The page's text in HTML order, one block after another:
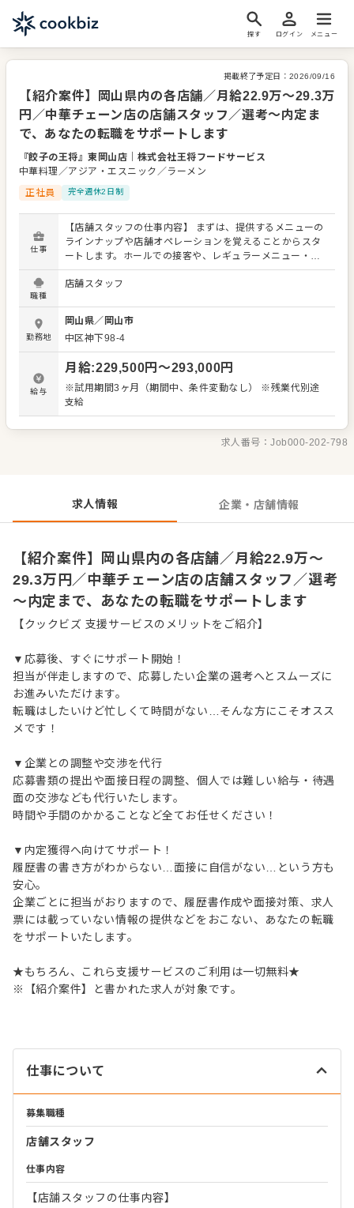
探す ログイン メニュー
掲載終了予定日： 2026/09/16
【紹介案件】岡山県内の各店舗／月給22.9万～29.3万
円／中華チェーン店の店舗スタッフ／選考～内定ま
で、あなたの転職をサポートします
『餃子の王将』東岡山店
株式会社王将フードサービス
中華料理／アジア・エスニック／ラーメン
正社員
完全週休2日制
仕事
【店舗スタッフの仕事内容】 まずは、提供するメニューの
ラインナップや店舗オペレーションを覚えることからスタ
ートします。ホールでの接客や、レギュラーメニュー・限
定メニューなどの調理にも関わりますので、店舗業務全般
に関わる幅広いスキルを身につけられます。 よりよいお店
イク、レジ対応など接客全般 ・ドリンク作り、提供 ・予約
管理、電話対応 ・仕込みから盛り付けまでの調理業務 ・食
材の仕入れや在庫管理 ・アルバイトスタッフの教育 など
入社後はスキルに合わせた業務からお任せしますので、
徐々に仕事の幅を広げていきましょう。先輩スタッフがあ
なたの成長をサポートしますので、経験が浅い方も安心し
もめざせます。
職種
店舗スタッフ
勤務地
岡山県／ 岡山市
中区神下98-4
給与
月給:229,500円〜293,000円
※試用期間3ヶ月（期間中、条件変動なし） ※残業代別途
支給
求人番号：Job000-202-798
求人情報 企業・店舗情報
【紹介案件】岡山県内の各店舗／月給22.9万～
29.3万円／中華チェーン店の店舗スタッフ／選考
～内定まで、あなたの転職をサポートします
【クックビズ 支援サービスのメリットをご紹介】
▼応募後、すぐにサポート開始！
担当が伴走しますので、応募したい企業の選考へとスムーズに
お進みいただけます。
転職はしたいけど忙しくて時間がない…そんな方にこそオスス
メです！
▼企業との調整や交渉を代行
応募書類の提出や面接日程の調整、個人では難しい給与・待遇
面の交渉なども代行いたします。
時間や手間のかかることなど全てお任せください！
▼内定獲得へ向けてサポート！
履歴書の書き方がわからない…面接に自信がない…という方も
安心。
企業ごとに担当がおりますので、履歴書作成や面接対策、求人
票には載っていない情報の提供などをおこない、あなたの転職
をサポートいたします。
★もちろん、これら支援サービスのご利用は一切無料★
※【紹介案件】と書かれた求人が対象です。
仕事について
募集職種
店舗スタッフ
仕事内容
【店舗スタッフの仕事内容】